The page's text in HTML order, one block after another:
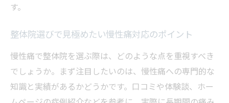
す。
整体院選びで見極めたい慢性痛対応のポイント
慢性痛で整体院を選ぶ際は、どのような点を重視すべき
でしょうか。まず注目したいのは、慢性痛への専門的な
知識と実績があるかどうかです。口コミや体験談、ホー